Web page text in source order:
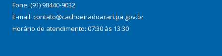
Fone: (91) 98440-9032
E-mail: contato@cachoeiradoarari.pa.gov.br
Horário de atendimento: 07:30 às 13:30